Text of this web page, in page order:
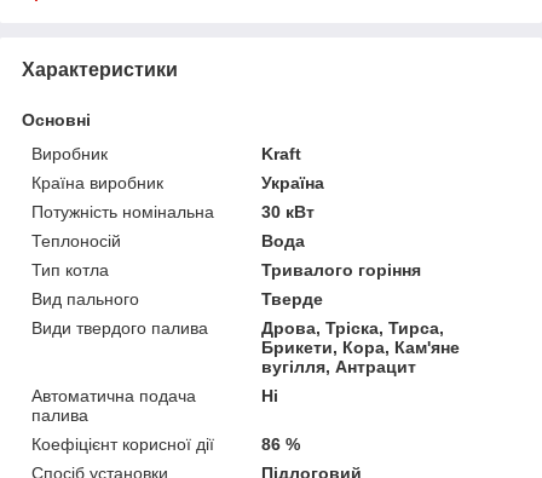
Характеристики
Основні
Виробник
Kraft
Країна виробник
Україна
Потужність номінальна
30 кВт
Теплоносій
Вода
Тип котла
Тривалого горіння
Вид пального
Тверде
Види твердого палива
Дрова, Тріска, Тирса,
Брикети, Кора, Кам'яне
вугілля, Антрацит
Автоматична подача
палива
Ні
Коефіцієнт корисної дії
86 %
Спосіб установки
Підлоговий